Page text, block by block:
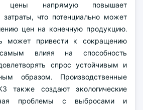
цены напрямую повышает
затраты, что потенциально может
цен на конечную продукцию.
может привести к сокращению
влияя на способность
спрос устойчивым и
образом. Производственные
также создают экологические
проблемы с выбросами и